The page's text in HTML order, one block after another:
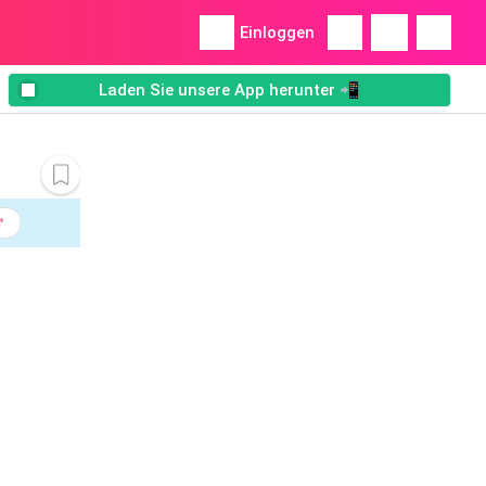
Einloggen
Laden Sie unsere App herunter 📲